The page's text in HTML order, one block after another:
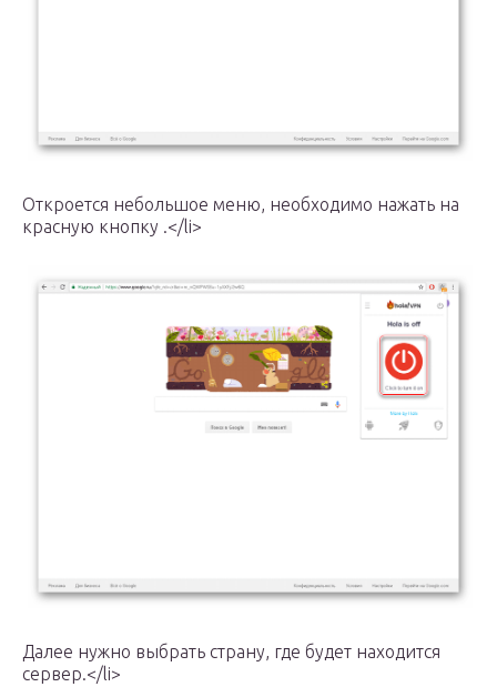
Откроется небольшое меню, необходимо нажать на
красную кнопку .</li>
Далее нужно выбрать страну, где будет находится
сервер.</li>